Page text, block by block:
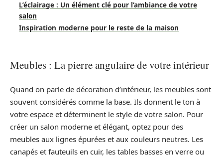
L’éclairage : Un élément clé pour l’ambiance de votre
salon
Inspiration moderne pour le reste de la maison
Meubles : La pierre angulaire de votre intérieur
Quand on parle de décoration d’intérieur, les meubles sont
souvent considérés comme la base. Ils donnent le ton à
votre espace et déterminent le style de votre salon. Pour
créer un salon moderne et élégant, optez pour des
meubles aux lignes épurées et aux couleurs neutres. Les
canapés et fauteuils en cuir, les tables basses en verre ou